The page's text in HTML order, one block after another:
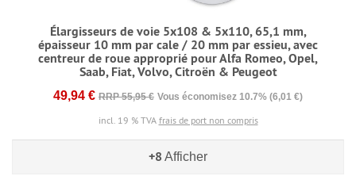
Élargisseurs de voie 5x108 & 5x110, 65,1 mm,
épaisseur 10 mm par cale / 20 mm par essieu, avec
centreur de roue approprié pour Alfa Romeo, Opel,
Saab, Fiat, Volvo, Citroën & Peugeot
49,94 € RRP 55,95 € Vous économisez 10.7% (6,01 €)
incl. 19 % TVA frais de port non compris
+8 Afficher